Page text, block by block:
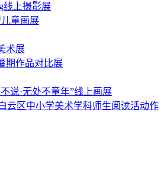
线上摄影展
童画展
术展
期作品对比展
说·无处不童年”线上画展
区中小学美术学科师生阅读活动作